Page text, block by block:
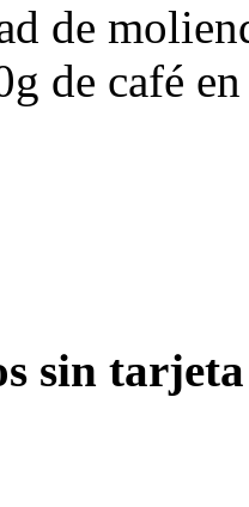
de
de café
sin tarjeta